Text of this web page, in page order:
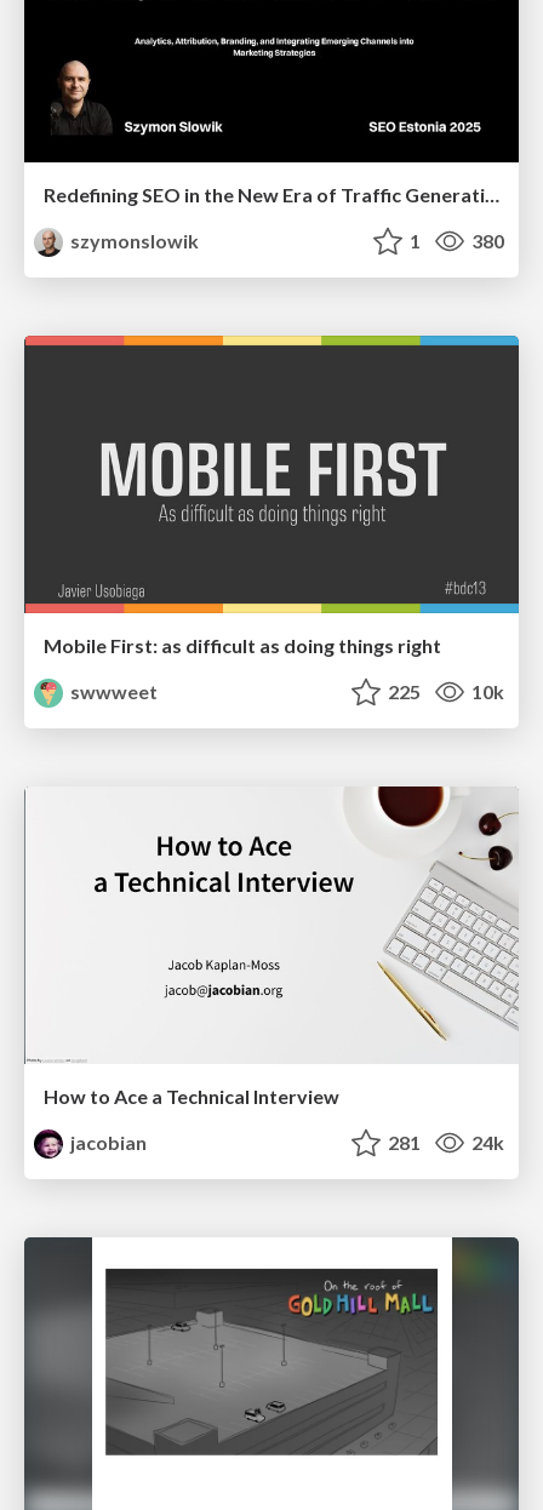
szymonslowik
1 380
Mobile First: as difficult as doing things right
swwweet
225 10k
How to Ace a Technical Interview
jacobian
281 24k